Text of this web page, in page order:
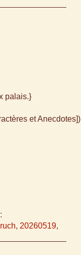
palais.}
et Anecdotes])
, 20260519,